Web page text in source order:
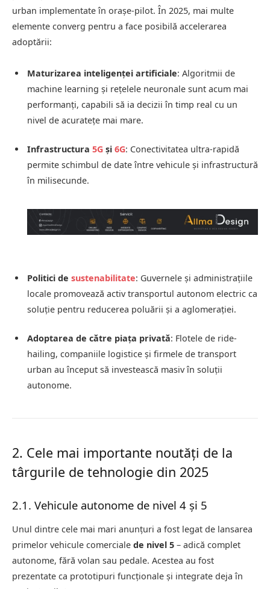
urban implementate în orașe-pilot. În 2025, mai multe
elemente converg pentru a face posibilă accelerarea
adoptării:
Maturizarea inteligenței artificiale: Algoritmii de
machine learning și rețelele neuronale sunt acum mai
performanți, capabili să ia decizii în timp real cu un
nivel de acuratețe mai mare.
Infrastructura 5G și 6G: Conectivitatea ultra-rapidă
permite schimbul de date între vehicule și infrastructură
în milisecunde.
Politici de sustenabilitate: Guvernele și administrațiile
locale promovează activ transportul autonom electric ca
soluție pentru reducerea poluării și a aglomerației.
Adoptarea de către piața privată: Flotele de ride-
hailing, companiile logistice și firmele de transport
urban au început să investească masiv în soluții
autonome.
2. Cele mai importante noutăți de la
târgurile de tehnologie din 2025
2.1. Vehicule autonome de nivel 4 și 5
Unul dintre cele mai mari anunțuri a fost legat de lansarea
primelor vehicule comerciale de nivel 5 – adică complet
autonome, fără volan sau pedale. Acestea au fost
prezentate ca prototipuri funcționale și integrate deja în